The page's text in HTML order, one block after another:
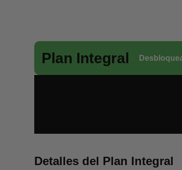
Plan Integral
Detalles del Plan Integral